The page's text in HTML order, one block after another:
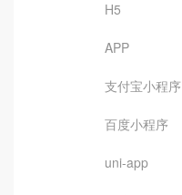
H5
APP
支付宝小程序
百度小程序
uni-app